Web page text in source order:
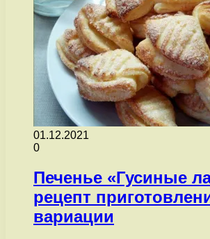
01.12.2021
0
Печенье «Гусиные
рецепт
вариации